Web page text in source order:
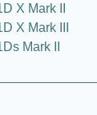
X Mark II
X Mark III
Mark II